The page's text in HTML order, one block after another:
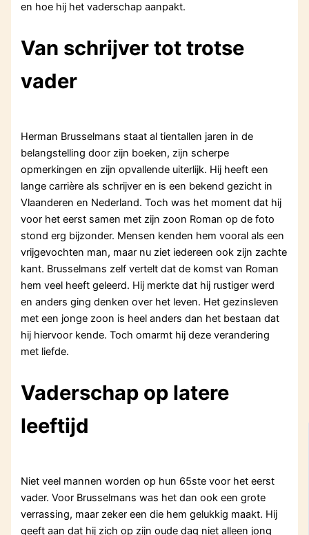
en hoe hij het vaderschap aanpakt.
Van schrijver tot trotse
vader
Herman Brusselmans staat al tientallen jaren in de
belangstelling door zijn boeken, zijn scherpe
opmerkingen en zijn opvallende uiterlijk. Hij heeft een
lange carrière als schrijver en is een bekend gezicht in
Vlaanderen en Nederland. Toch was het moment dat hij
voor het eerst samen met zijn zoon Roman op de foto
stond erg bijzonder. Mensen kenden hem vooral als een
vrijgevochten man, maar nu ziet iedereen ook zijn zachte
kant. Brusselmans zelf vertelt dat de komst van Roman
hem veel heeft geleerd. Hij merkte dat hij rustiger werd
en anders ging denken over het leven. Het gezinsleven
met een jonge zoon is heel anders dan het bestaan dat
hij hiervoor kende. Toch omarmt hij deze verandering
met liefde.
Vaderschap op latere
leeftijd
Niet veel mannen worden op hun 65ste voor het eerst
vader. Voor Brusselmans was het dan ook een grote
verrassing, maar zeker een die hem gelukkig maakt. Hij
geeft aan dat hij zich op zijn oude dag niet alleen jong